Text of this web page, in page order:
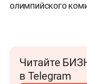
олимпийского
Читайте
в Telegram